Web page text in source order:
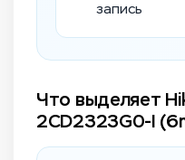
запись
Что выделяет
2CD2323G0-I